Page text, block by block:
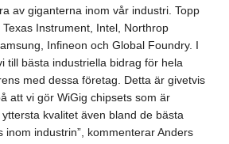
av giganterna inom vår industri. Topp
Instrument, Intel, Northrop
Infineon och Global Foundry. I
till bästa industriella bidrag för hela
med dessa företag. Detta är givetvis
att vi gör WiGig chipsets som är
kvalitet även bland de bästa
inom industrin”, kommenterar Anders